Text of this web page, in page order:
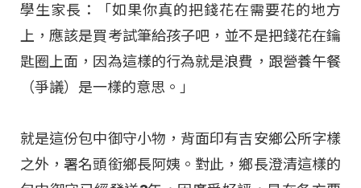
學生家長：「如果你真的把錢花在需要花的地方
上，應該是買考試筆給孩子吧，並不是把錢花在鑰
匙圈上面，因為這樣的行為就是浪費，跟營養午餐
（爭議）是一樣的意思。」
就是這份包中御守小物，背面印有吉安鄉公所字樣
之外，署名頭銜鄉長阿姨。對此，鄉長澄清這樣的